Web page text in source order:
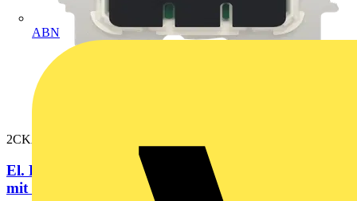
ABN
2CKA001032A0539
El. Raumtemperaturregler-Einsatz Heizen/Kühlen
mit Sollwert-Anzeige,...